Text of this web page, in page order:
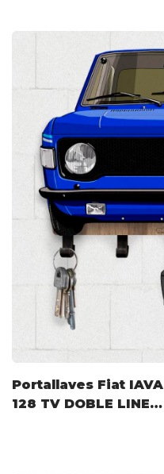
Portallaves Fiat IAVA
128 TV DOBLE LINEA